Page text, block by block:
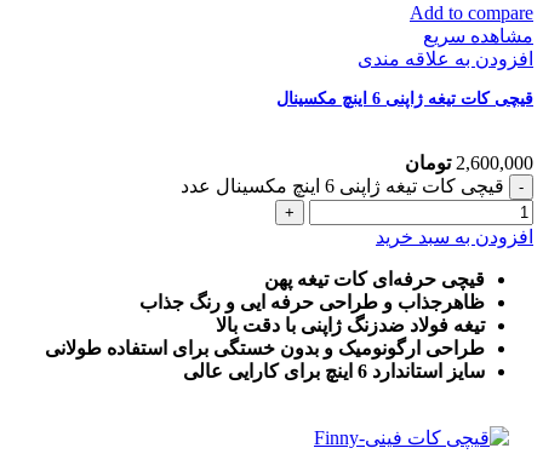
Add to compare
مشاهده سریع
افزودن به علاقه مندی
قیچی کات تیغه ژاپنی 6 اینچ مکسینال
2,600,000 تومان
قیچی کات تیغه ژاپنی 6 اینچ مکسینال عدد
افزودن به سبد خرید
قیچی حرفه‌ای کات تیغه پهن
ظاهرجذاب و طراحی حرفه ایی و رنگ جذاب
تیغه فولاد ضدزنگ ژاپنی با دقت بالا
طراحی ارگونومیک و بدون خستگی برای استفاده طولانی
سایز استاندارد 6 اینچ برای کارایی عالی